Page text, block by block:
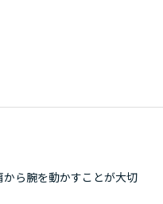
ら腕を動かすことが大切